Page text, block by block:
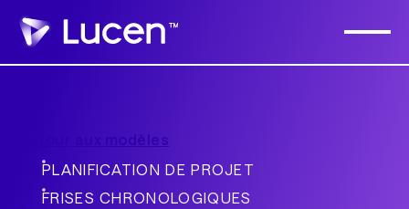
Retour aux modèles
PLANIFICATION DE PROJET
FRISES CHRONOLOGIQUES